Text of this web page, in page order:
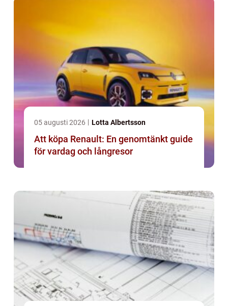
05 augusti 2026 Lotta Albertsson
Att köpa Renault: En genomtänkt guide
för vardag och långresor